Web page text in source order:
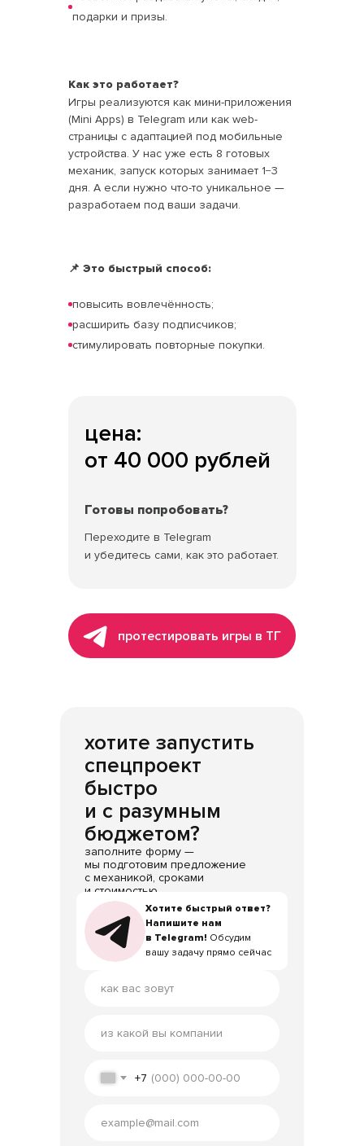
📌 Это быстрый способ:
повысить вовлечённость;
расширить базу подписчиков;
стимулировать повторные покупки.
подарки и призы.
Как это работает?
Игры реализуются как мини-приложения
(Mini Apps) в Telegram или как web-
страницы с адаптацией под мобильные
устройства. У нас уже есть 8 готовых
механик, запуск которых занимает 1−3
дня. А если нужно что-то уникальное —
разработаем под ваши задачи.
цена:
от 40 000 рублей
Переходите в Telegram
и убедитесь сами, как это работает.
Готовы попробовать?
протестировать игры в ТГ
хотите запустить
спецпроект
быстро
и с разумным
бюджетом?
заполните форму —
мы подготовим предложение
с механикой, сроками
и стоимостью.
Хотите быстрый ответ?
Напишите нам
в Telegram! Обсудим
вашу задачу прямо сейчас
Хотите быстрый ответ?
Напишите нам
в Telegram! Обсудим
вашу задачу прямо сейчас
+7